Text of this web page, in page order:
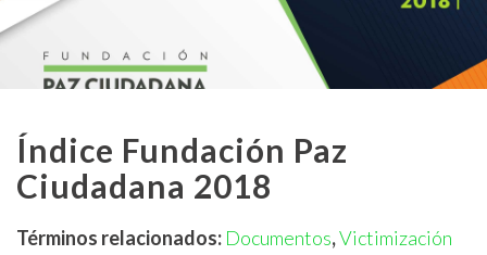
Índice Fundación Paz
Ciudadana 2018
Términos relacionados: Documentos,Victimización